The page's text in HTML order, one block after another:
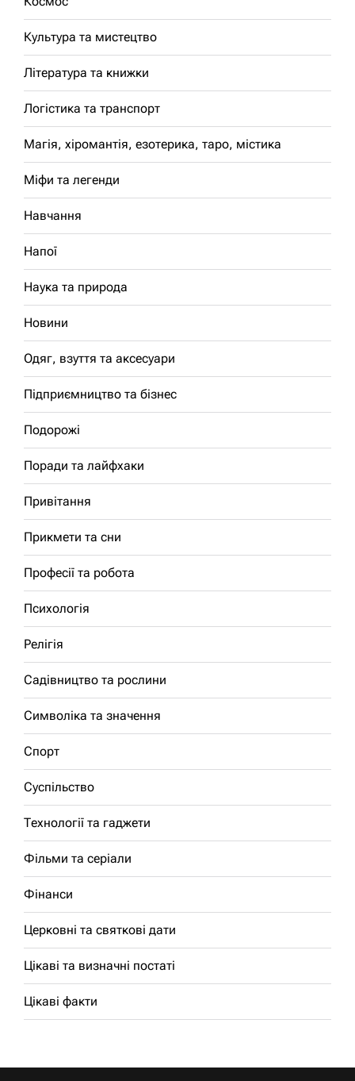
Культура та мистецтво
Література та книжки
Логістика та транспорт
Магія, хіромантія, езотерика, таро, містика
Міфи та легенди
Навчання
Напої
Наука та природа
Новини
Одяг, взуття та аксесуари
Підприємництво та бізнес
Подорожі
Поради та лайфхаки
Привітання
Прикмети та сни
Професії та робота
Психологія
Релігія
Садівництво та рослини
Символіка та значення
Спорт
Суспільство
Технології та гаджети
Фільми та серіали
Фінанси
Церковні та святкові дати
Цікаві та визначні постаті
Цікаві факти